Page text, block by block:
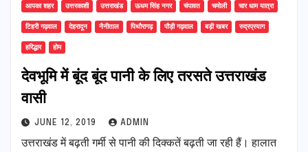
आपका शहर उत्तरकाशी उत्तराखंड ऊधम सिंह नगर चंपावत चमोली चार धाम यात्रा
टिहरी गढ़वाल देहरादून नैनीताल पिथौरागढ़ पौड़ी गढ़वाल बड़ी खबर रुद्रप्रयाग
हरिद्धार होम
देवभूमि में बूंद बूंद पानी के लिए तरसते उत्तराखंड
वासी
JUNE 12, 2019 ADMIN
उत्तराखंड में बढ़ती गर्मी से पानी की दिक्कतें बढ़ती जा रही हैं। हालात